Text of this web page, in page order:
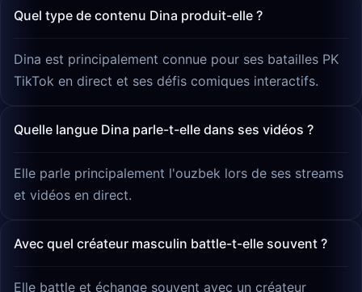
Quel type de contenu Dina produit-elle ?
Dina est principalement connue pour ses batailles PK
TikTok en direct et ses défis comiques interactifs.
Quelle langue Dina parle-t-elle dans ses vidéos ?
Elle parle principalement l'ouzbek lors de ses streams
et vidéos en direct.
Avec quel créateur masculin battle-t-elle souvent ?
Elle battle et échange souvent avec un créateur